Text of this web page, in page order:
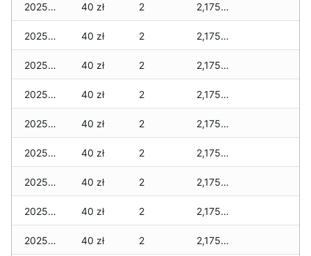
2025-11-29 40 zł 2 2,175 zł
2025-11-28 40 zł 2 2,175 zł
2025-11-27 40 zł 2 2,175 zł
2025-11-26 40 zł 2 2,175 zł
2025-11-25 40 zł 2 2,175 zł
2025-11-24 40 zł 2 2,175 zł
2025-11-23 40 zł 2 2,175 zł
2025-11-22 40 zł 2 2,175 zł
2025-11-21 40 zł 2 2,175 zł